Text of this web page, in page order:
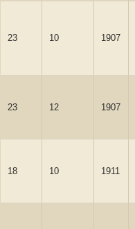
23 10 1907
23 12 1907
18 10 1911